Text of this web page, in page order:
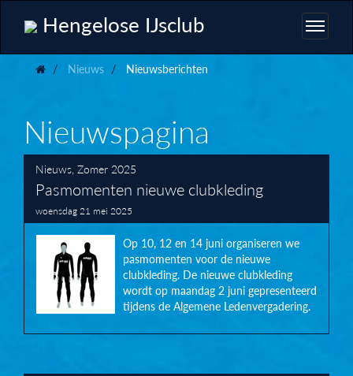
Hengelose IJsclub
Nieuws Nieuwsberichten
Nieuwspagina
Nieuws Zomer 2025
Pasmomenten nieuwe clubkleding
woensdag 21 mei 2025
Op 10, 12 en 14 juni organiseren we
pasmomenten voor de nieuwe
clubkleding. De nieuwe clubkleding
wordt op maandag 2 juni gepresenteerd
tijdens de Algemene Ledenvergadering.